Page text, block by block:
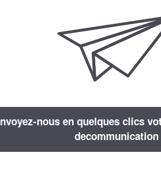
nous en quelques clics
decommunication